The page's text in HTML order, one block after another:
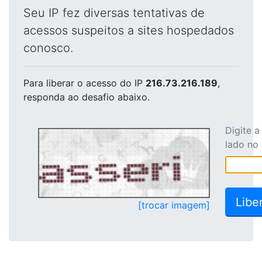
Seu IP fez diversas tentativas de
acessos suspeitos a sites hospedados
conosco.
Para liberar o acesso do IP 216.73.216.189,
responda ao desafio abaixo.
[trocar imagem]
Digite
lado no